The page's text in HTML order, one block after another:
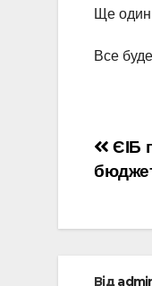
Ще один
Все
ЄІБ
Від